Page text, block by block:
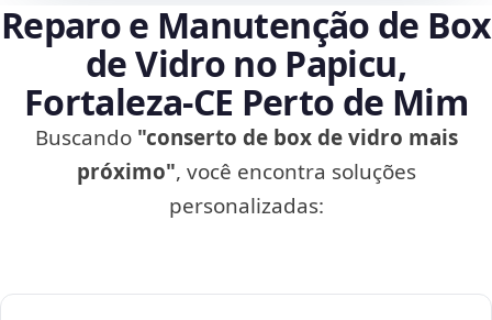
Reparo e Manutenção de Box
de Vidro no Papicu,
Fortaleza‑CE Perto de Mim
Buscando "conserto de box de vidro mais
próximo", você encontra soluções
personalizadas: